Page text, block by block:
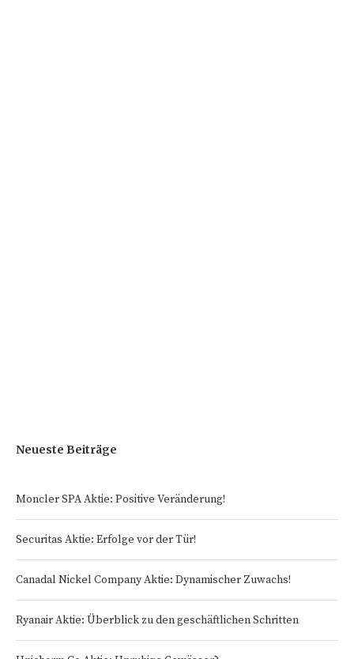
Neueste Beiträge
Moncler SPA Aktie: Positive Veränderung!
Securitas Aktie: Erfolge vor der Tür!
Canadal Nickel Company Aktie: Dynamischer Zuwachs!
Ryanair Aktie: Überblick zu den geschäftlichen Schritten